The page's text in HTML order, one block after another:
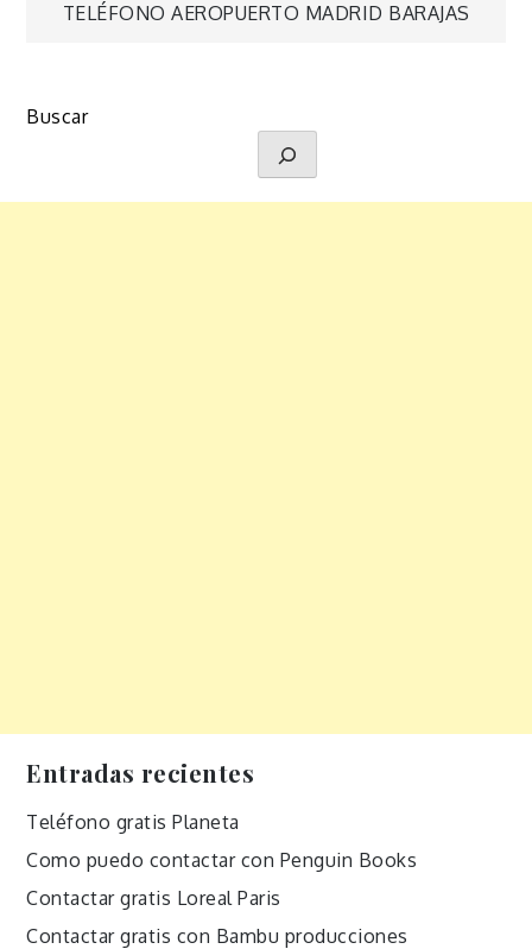
entradas
TELÉFONO AEROPUERTO MADRID BARAJAS
Buscar
Entradas recientes
Teléfono gratis Planeta
Como puedo contactar con Penguin Books
Contactar gratis Loreal Paris
Contactar gratis con Bambu producciones